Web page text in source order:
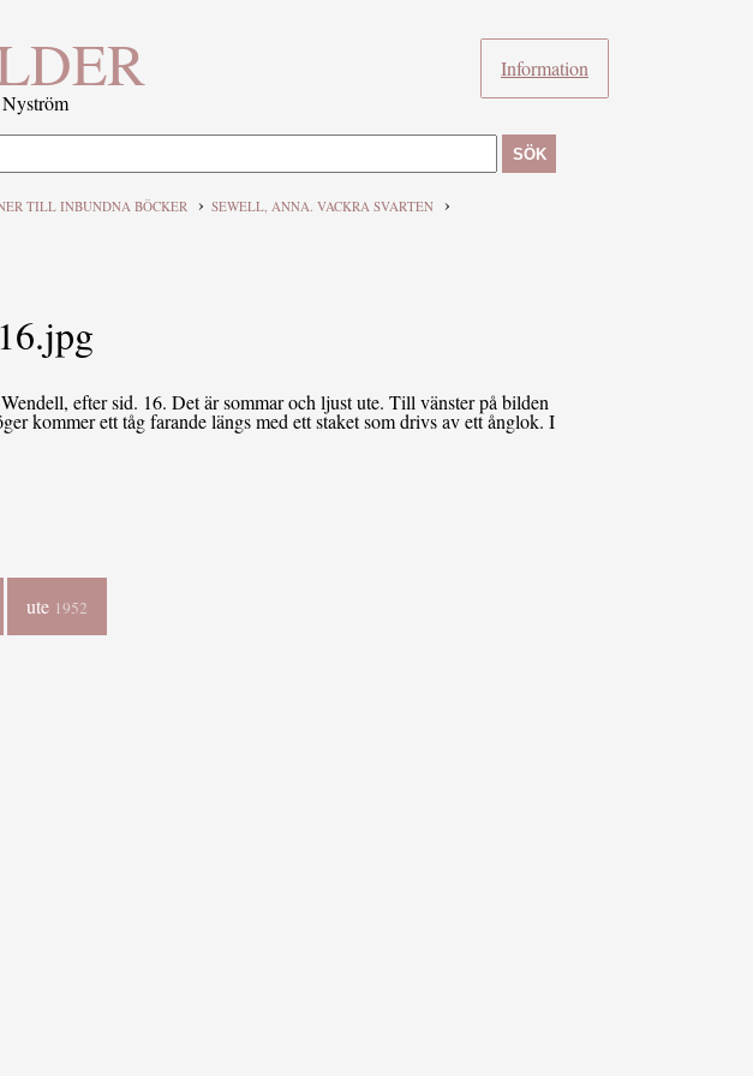
Information
SÖK
TILL INBUNDNA BÖCKER › SEWELL, ANNA. VACKRA SVARTEN ›
efter sid. 16. Det är sommar och ljust ute. Till vänster på bilden
kommer ett tåg farande längs med ett staket som drivs av ett ånglok. I
ute 1952